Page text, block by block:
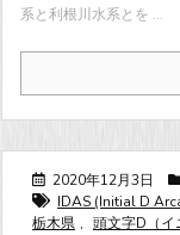
系と利根川水系とを ...
2020年12月3日
IDAS (Initial D
栃木県 , 頭文字D（イ